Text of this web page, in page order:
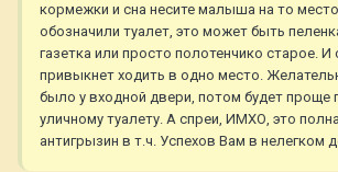
кормежки и сна несите малыша на то
обозначили туалет, это может быть
газетка или просто полотенчико старое.
привыкнет ходить в одно место.
было у входной двери, потом будет проще
уличному туалету. А спреи, ИМХО, это
антигрызин в т.ч. Успехов Вам в нелегком